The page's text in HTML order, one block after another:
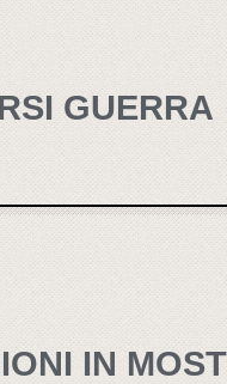
GUERRA
IN